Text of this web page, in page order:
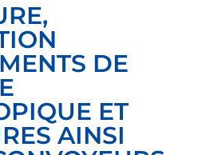
DE
ET
AINSI